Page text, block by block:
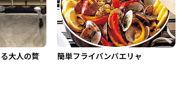
大人の贅
簡単フライパンパエリャ